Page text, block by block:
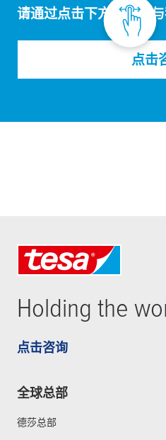
请通过点击下方的按钮与
点击
Holding the
点击咨询
全球总部
德莎总部